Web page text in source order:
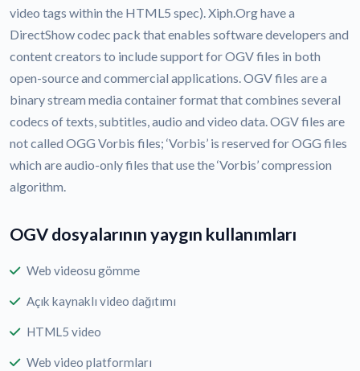
video tags within the HTML5 spec). Xiph.Org have a
DirectShow codec pack that enables software developers and
content creators to include support for OGV files in both
open-source and commercial applications. OGV files are a
binary stream media container format that combines several
codecs of texts, subtitles, audio and video data. OGV files are
not called OGG Vorbis files; ‘Vorbis’ is reserved for OGG files
which are audio-only files that use the ‘Vorbis’ compression
algorithm.
OGV dosyalarının yaygın kullanımları
Web videosu gömme
Açık kaynaklı video dağıtımı
HTML5 video
Web video platformları